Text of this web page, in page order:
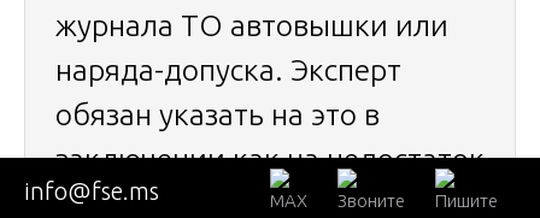
журнала ТО автовышки или
наряда-допуска. Эксперт
обязан указать на это в
заключении как на недостаток
исходных данных, но суд
info@fse.ms